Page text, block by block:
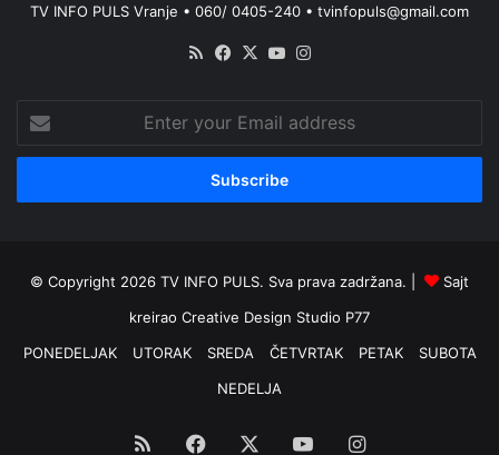
TV INFO PULS Vranje • 060/ 0405-240 • tvinfopuls@gmail.com
RSS Facebook
X YouTube
your
Email
© Copyright 2026 TV INFO PULS. Sva prava zadržana. |
Sajt
kreirao Creative Design Studio P77
PONEDELJAK
UTORAK SREDA ČETVRTAK PETAK
SUBOTA
NEDELJA
RSS Facebook YouTubeInstagram